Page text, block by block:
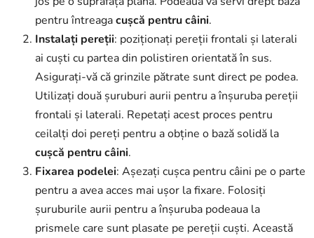
pentru întreagacușcă pentru câini.
Instalați pereții: poziționați pereții frontali și laterali
ai cuști cu partea din polistiren orientată în sus.
Asigurați-vă că grinzile pătrate sunt direct pe podea.
Utilizați două șuruburi aurii pentru a înșuruba pereții
frontali și laterali. Repetați acest proces pentru
ceilalți doi pereți pentru a obține o bază solidă la
cușcă pentru câini.
Fixarea podelei: Așezați cușca pentru câini pe o parte
pentru a avea acces mai ușor la fixare. Folosiți
șuruburile aurii pentru a înșuruba podeaua la
prismele care sunt plasate pe pereții cuști. Această